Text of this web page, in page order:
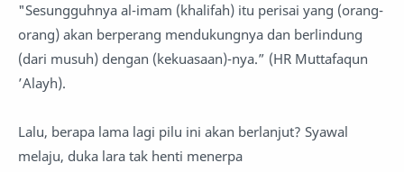
"Sesungguhnya al-imam (khalifah) itu perisai yang (orang-
orang) akan berperang mendukungnya dan berlindung
(dari musuh) dengan (kekuasaan)-nya.” (HR Muttafaqun
’Alayh).
Lalu, berapa lama lagi pilu ini akan berlanjut? Syawal
melaju, duka lara tak henti menerpa